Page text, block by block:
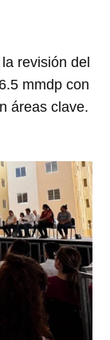
revisión del
mmdp con
áreas clave.